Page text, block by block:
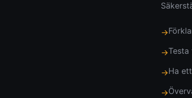
→
→
→Ha
→